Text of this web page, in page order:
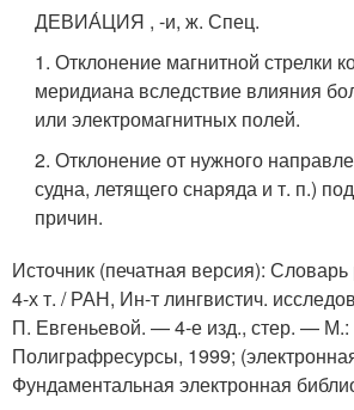
ДЕВИА́ЦИЯ , -и, ж. Спец.
1. Отклонение магнитной стрелки
меридиана вследствие влияния
или электромагнитных полей.
2. Отклонение от нужного
судна, летящего снаряда и т. п.)
причин.
Источник (печатная версия): Словарь
4-х т. / РАН, Ин-т лингвистич.
П. Евгеньевой. — 4-е изд., стер. — М.:
Полиграфресурсы, 1999;
Фундаментальная электронная